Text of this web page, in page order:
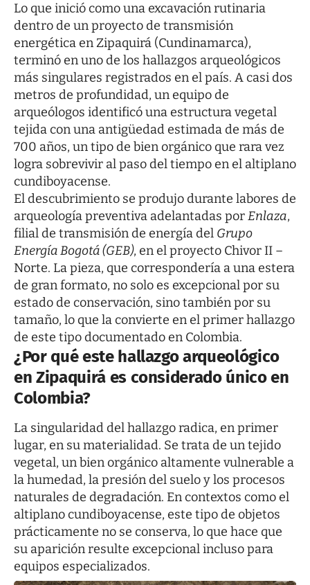
Lo que inició como una excavación rutinaria
dentro de un proyecto de transmisión
energética en Zipaquirá (Cundinamarca),
terminó en uno de los hallazgos arqueológicos
más singulares registrados en el país. A casi dos
metros de profundidad, un equipo de
arqueólogos identificó una estructura vegetal
tejida con una antigüedad estimada de más de
700 años, un tipo de bien orgánico que rara vez
logra sobrevivir al paso del tiempo en el altiplano
cundiboyacense.
El descubrimiento se produjo durante labores de
arqueología preventiva adelantadas porEnlaza,
filial de transmisión de energía del Grupo
Energía Bogotá (GEB), en el proyecto Chivor II –
Norte. La pieza, que correspondería a una estera
de gran formato, no solo es excepcional por su
estado de conservación, sino también por su
tamaño, lo que la convierte en el primer hallazgo
de este tipo documentado en Colombia.
¿Por qué este hallazgo arqueológico
en Zipaquirá es considerado único en
Colombia?
La singularidad del hallazgo radica, en primer
lugar, en su materialidad. Se trata de un tejido
vegetal, un bien orgánico altamente vulnerable a
la humedad, la presión del suelo y los procesos
naturales de degradación. En contextos como el
altiplano cundiboyacense, este tipo de objetos
prácticamente no se conserva, lo que hace que
su aparición resulte excepcional incluso para
equipos especializados.